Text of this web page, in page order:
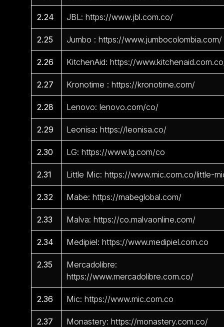
2.24 JBL: https://www.jbl.com.co/
2.25 Jumbo : https://www.jumbocolombia.com/
2.26 KitchenAid: https://
2.27 Kronotime : https://kronotime.com/
2.28 Lenovo: lenovo.com/co/
2.29 Leonisa: https://leonisa.co/
2.30 LG: https://www.lg.com/co
2.31 Little Mic: https://www.mic.com.co/little-
2.32 Mabe: https://mabeglobal.com/
2.33 Malva: https://co.malvaonline.com/
2.34 Medipiel: https://www.medipiel.com.co
2.35
Mercadolibre:
https://www.mercadolibre.com.co/
2.36 Mic: https://www.mic.com.co
2.37 Monastery: https://monastery.com.co/